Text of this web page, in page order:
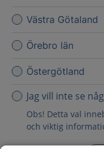
Västra Götaland
Örebro län
Östergötland
Jag vill inte se
Obs! Detta val
och viktig